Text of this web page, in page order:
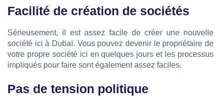
Facilité de création de sociétés
Sérieusement, il est assez facile de créer une nouvelle
société ici à Dubaï. Vous pouvez devenir le propriétaire de
votre propre société ici en quelques jours et les processus
impliqués pour faire sont également assez faciles.
Pas de tension politique